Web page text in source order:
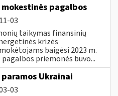
pagalbos
03
taikymas finansinių
krizės
baigėsi 2023 m.
priemonės buvo...
Ukrainai
03